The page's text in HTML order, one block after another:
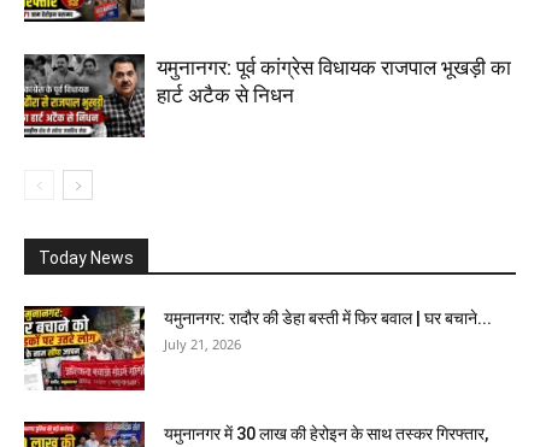
यमुनानगर: पूर्व कांग्रेस विधायक राजपाल भूखड़ी का
हार्ट अटैक से निधन
Today News
यमुनानगर: रादौर की डेहा बस्ती में फिर बवाल | घर बचाने...
July 21, 2026
यमुनानगर में 30 लाख की हेरोइन के साथ तस्कर गिरफ्तार,